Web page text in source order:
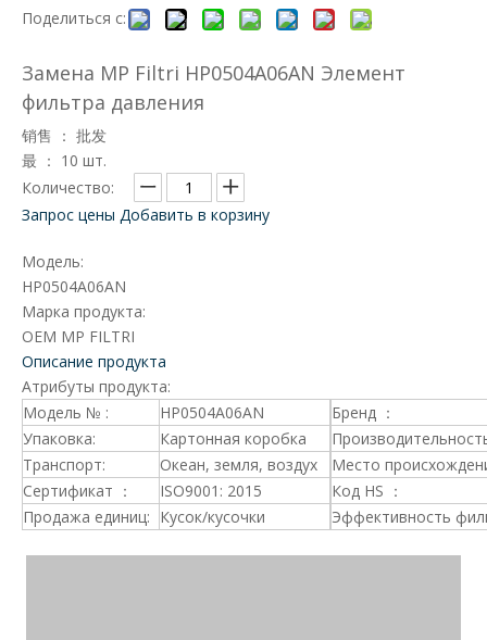
Поделиться с:
Замена MP Filtri HP0504A06AN Элемент
фильтра давления
销售 ： 批发
最 ： 10 шт.
Количество:
Запрос цены Добавить в корзину
Модель:
HP0504A06AN
Марка продукта:
OEM MP FILTRI
Описание продукта
Атрибуты продукта:
Модель № :
HP0504A06AN
Бренд ：
Упаковка:
Картонная коробка
Транспорт:
Океан, земля, воздух
Место
Сертификат ：
ISO9001: 2015
Код HS ：
Продажа единиц: Кусок/кусочки Эффективность